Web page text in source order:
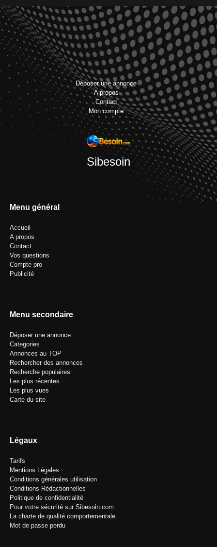
Déposer une annonce
A propos
Contact
Mon compte
Sibesoin
Menu général
Accueil
A propos
Contact
Vos questions
Compte pro
Publicité
Menu secondaire
Déposer une annonce
Categories
Annonces au TOP
Rechercher des annonces
Recherche populaires
Les plus récentes
Les plus vues
Carte du site
Légaux
Tarifs
Mentions Légales
Conditions générales utilisation
Conditions Rédactionnelles
Politique de confidentialité
Pour votre sécurité sur Sibesoin.com
La charte de qualité comportementale
Mot de passe perdu